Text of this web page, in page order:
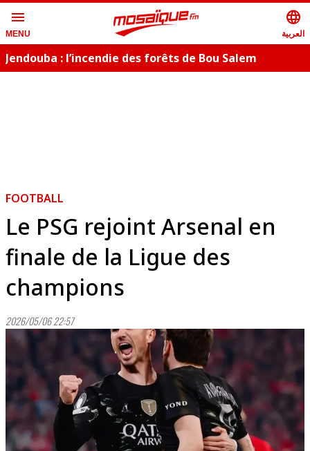
menu
MENU
language
العربية
Jendouba : l’incendie des forêts de Bou Salem
FOOTBALL
Le PSG rejoint Arsenal en
finale de la Ligue des
champions
2026/05/06 22:57